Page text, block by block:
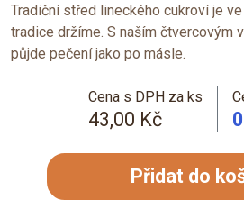
Tradiční střed lineckého cukroví je
tradice držíme. S naším čtvercovým
půjde pečení jako po másle.
Cena s DPH za ks
43,00 Kč
Přidat do